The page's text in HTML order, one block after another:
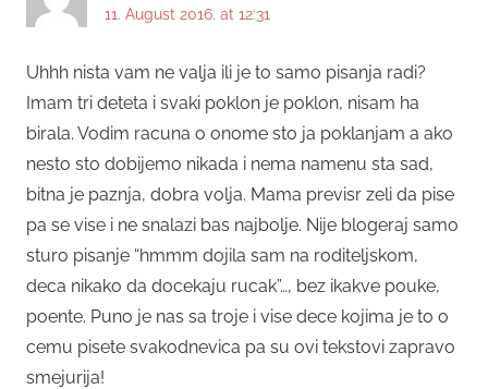
11. August 2016. at 12:31
Uhhh nista vam ne valja ili je to samo pisanja radi?
Imam tri deteta i svaki poklon je poklon, nisam ha
birala. Vodim racuna o onome sto ja poklanjam a ako
nesto sto dobijemo nikada i nema namenu sta sad,
bitna je paznja, dobra volja. Mama previsr zeli da pise
pa se vise i ne snalazi bas najbolje. Nije blogeraj samo
sturo pisanje “hmmm dojila sam na roditeljskom,
deca nikako da docekaju rucak”…, bez ikakve pouke,
poente. Puno je nas sa troje i vise dece kojima je to o
cemu pisete svakodnevica pa su ovi tekstovi zapravo
smejurija!